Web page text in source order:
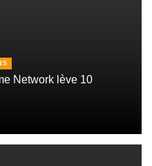
Network lève 10